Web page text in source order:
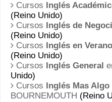
Cursos Inglés
(Reino Unido)
Cursos Inglés de
(Reino Unido)
Cursos Inglés en Verano
(Reino Unido)
Cursos Inglés General
Unido)
Cursos Inglés Mas
BOURNEMOUTH (Reino